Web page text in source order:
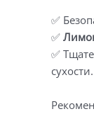
✅
✅
✅
сухости.